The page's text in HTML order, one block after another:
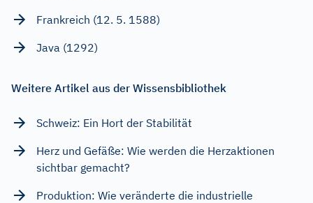
Frankreich (12. 5. 1588)
Java (1292)
Weitere Artikel aus der Wissensbibliothek
Schweiz: Ein Hort der Stabilität
Herz und Gefäße: Wie werden die Herzaktionen
sichtbar gemacht?
Produktion: Wie veränderte die industrielle